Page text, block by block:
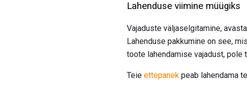
Lahenduse viimine müügiks
Vajaduste väljaselgitamine,
Lahenduse pakkumine on see,
toote lahendamise vajadust, pole
Teie ettepanek peab lahendama